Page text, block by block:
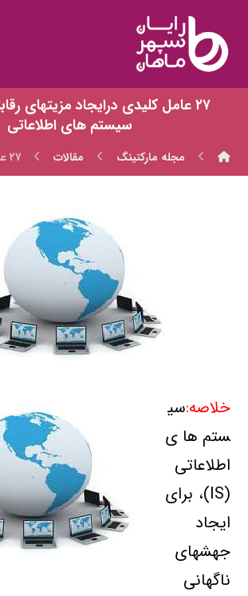
۲۷ عامل کلیدی درایجاد مزیتهای
سیستم های اطلاعاتی
مجله مارکتینگ مقالات ۲۷ عامل کلیدی درایجاد مزیتهای رقابتی به وسیله سیستم های اطلاعاتی
خلاصه:سی
ستم های
اطلاعاتی
(IS)، برای
ایجاد
جهشهای
ناگهانی